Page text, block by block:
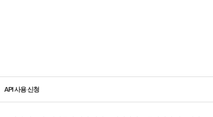
API 사용 신청